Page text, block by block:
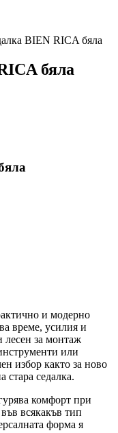
BIEN RICA бяла
бяла
и модерно
време, усилия и
лесен за монтаж
или
избор както за ново
стара седалка.
комфорт при
всякакъв тип
форма я